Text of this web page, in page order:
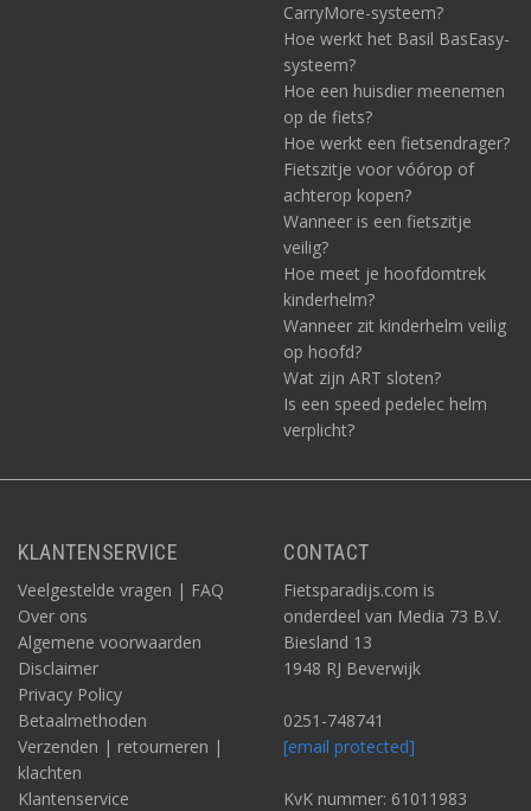
CarryMore-systeem?
Hoe werkt het Basil BasEasy-
systeem?
Hoe een huisdier meenemen
op de fiets?
Hoe werkt een fietsendrager?
Fietszitje voor vóórop of
achterop kopen?
Wanneer is een fietszitje
veilig?
Hoe meet je hoofdomtrek
kinderhelm?
Wanneer zit kinderhelm veilig
op hoofd?
Wat zijn ART sloten?
Is een speed pedelec helm
verplicht?
KLANTENSERVICE
Veelgestelde vragen | FAQ
Over ons
Algemene voorwaarden
Disclaimer
Privacy Policy
Betaalmethoden
Verzenden | retourneren |
klachten
Klantenservice
CONTACT
Fietsparadijs.com is
onderdeel van Media 73 B.V.
Biesland 13
1948 RJ Beverwijk
0251-748741
[email protected]
KvK nummer: 61011983